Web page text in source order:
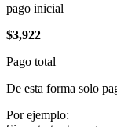
pago inicial
$3,922
Pago total
De esta forma solo
Por ejemplo: